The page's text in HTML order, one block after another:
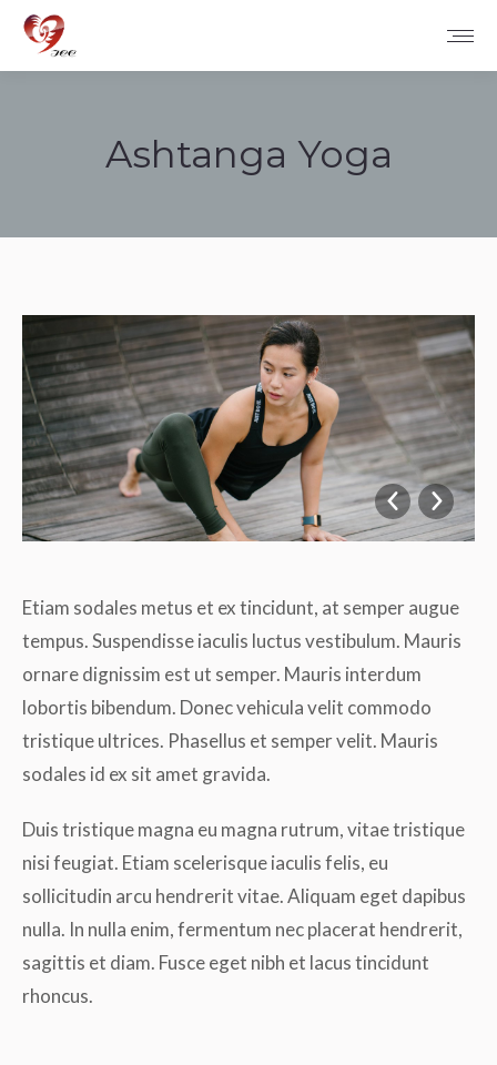
Ashtanga Yoga
Etiam sodales metus et ex tincidunt, at semper augue
tempus. Suspendisse iaculis luctus vestibulum. Mauris
ornare dignissim est ut semper. Mauris interdum
lobortis bibendum. Donec vehicula velit commodo
tristique ultrices. Phasellus et semper velit. Mauris
sodales id ex sit amet gravida.
Duis tristique magna eu magna rutrum, vitae tristique
nisi feugiat. Etiam scelerisque iaculis felis, eu
sollicitudin arcu hendrerit vitae. Aliquam eget dapibus
nulla. In nulla enim, fermentum nec placerat hendrerit,
sagittis et diam. Fusce eget nibh et lacus tincidunt
rhoncus.